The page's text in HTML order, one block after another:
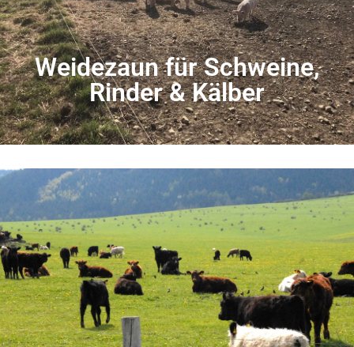
Weidezaun für Schweine,
Rinder & Kälber